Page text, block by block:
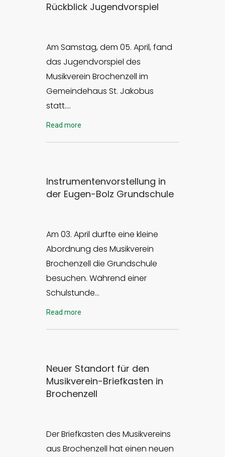
Rückblick Jugendvorspiel
Am Samstag, dem 05. April, fand
das Jugendvorspiel des
Musikverein Brochenzell im
Gemeindehaus St. Jakobus
statt….
Read more
Instrumentenvorstellung in
der Eugen-Bolz Grundschule
Am 03. April durfte eine kleine
Abordnung des Musikverein
Brochenzell die Grundschule
besuchen. Während einer
Schulstunde…
Read more
Neuer Standort für den
Musikverein-Briefkasten in
Brochenzell
Der Briefkasten des Musikvereins
aus Brochenzell hat einen neuen